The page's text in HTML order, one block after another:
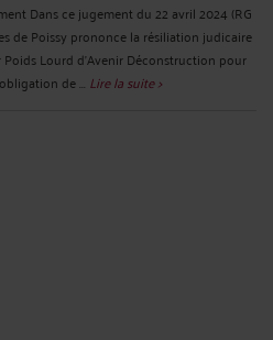
Dans ce jugement du 22 avril 2024 (RG
de Poissy prononce la résiliation judicaire
Lourd d’Avenir Déconstruction pour
de ... Lire la suite >